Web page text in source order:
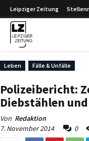
Leipziger Zeitung
Leben Fälle & Unfälle
Polizeibericht:
Diebstählen
Von Redaktion
7. November 2014
0